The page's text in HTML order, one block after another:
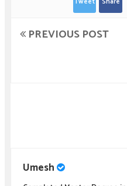
PREVIOUS POST
Umesh